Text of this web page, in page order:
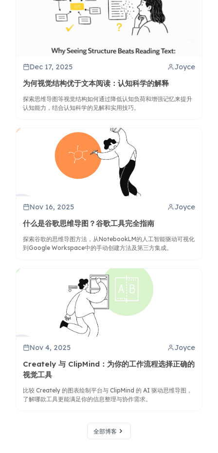
Dec 17, 2025 Joyce
为何视觉结构优于文本阅读：认知科学的解释
探索思维导图等视觉结构如何通过降低认知负荷和增强记忆来提升
认知能力，结合认知科学的见解和实用技巧。
Nov 16, 2025 Joyce
什么是谷歌思维导图？谷歌工具完全指南
探索谷歌的思维导图方法，从NotebookLM的人工智能驱动可视化
到Google Workspace中的手动创建方法及第三方集成。
Nov 4, 2025 Joyce
Creately 与 ClipMind：为你的工作流程选择正确的
视觉工具
比较 Creately 的图表绘制平台与 ClipMind 的 AI 驱动思维导图，
了解哪款工具更能满足你的信息整理与协作需求。
全部博客